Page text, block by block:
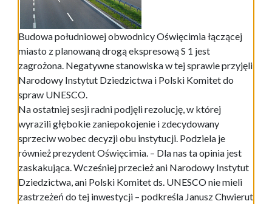
Budowa południowej obwodnicy Oświęcimia łączącej
miasto z planowaną drogą ekspresową S 1 jest
zagrożona. Negatywne stanowiska w tej sprawie przyjęli
Narodowy Instytut Dziedzictwa i Polski Komitet do
spraw UNESCO.
Na ostatniej sesji radni podjęli rezolucję, w której
wyrazili głębokie zaniepokojenie i zdecydowany
sprzeciw wobec decyzji obu instytucji. Podziela je
również prezydent Oświęcimia. – Dla nas ta opinia jest
zaskakująca. Wcześniej przecież ani Narodowy Instytut
Dziedzictwa, ani Polski Komitet ds. UNESCO nie mieli
zastrzeżeń do tej inwestycji – podkreśla Janusz Chwierut